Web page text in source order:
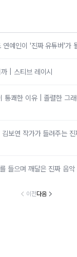
연예인이 '진짜 유튜버'가
| 스티브 레이시
통쾌한 이유 | 졸렬한 그
보연 작가가 들려주는 진
들으며 깨달은 진짜 음악
이전다음